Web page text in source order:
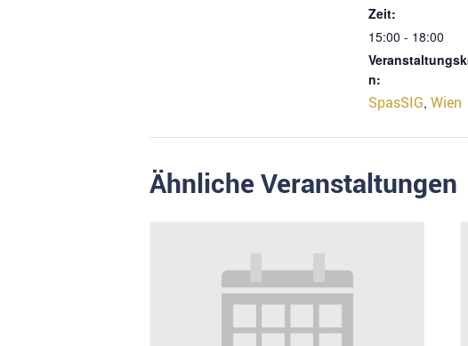
Zeit:
15:00 - 18:00
n:
SpasSIG, Wien
Ähnliche Veranstaltungen